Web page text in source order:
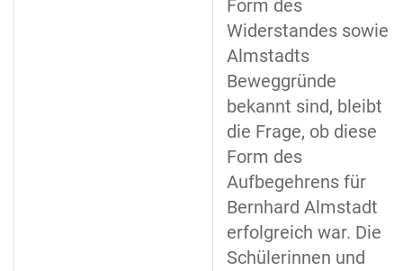
Form des
Widerstandes sowie
Almstadts
Beweggründe
bekannt sind, bleibt
die Frage, ob diese
Form des
Aufbegehrens für
Bernhard Almstadt
erfolgreich war. Die
Schülerinnen und